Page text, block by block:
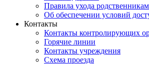
Правила ухода
Об обеспечении условий
Контакты
Контакты контролирующих
Горячие линии
Контакты учреждения
Схема проезда